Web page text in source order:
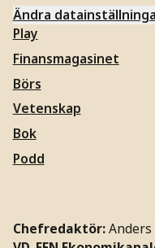
Ändra
Play
Finansmagasinet
Börs
Vetenskap
Bok
Podd
Chefredaktör:Anders